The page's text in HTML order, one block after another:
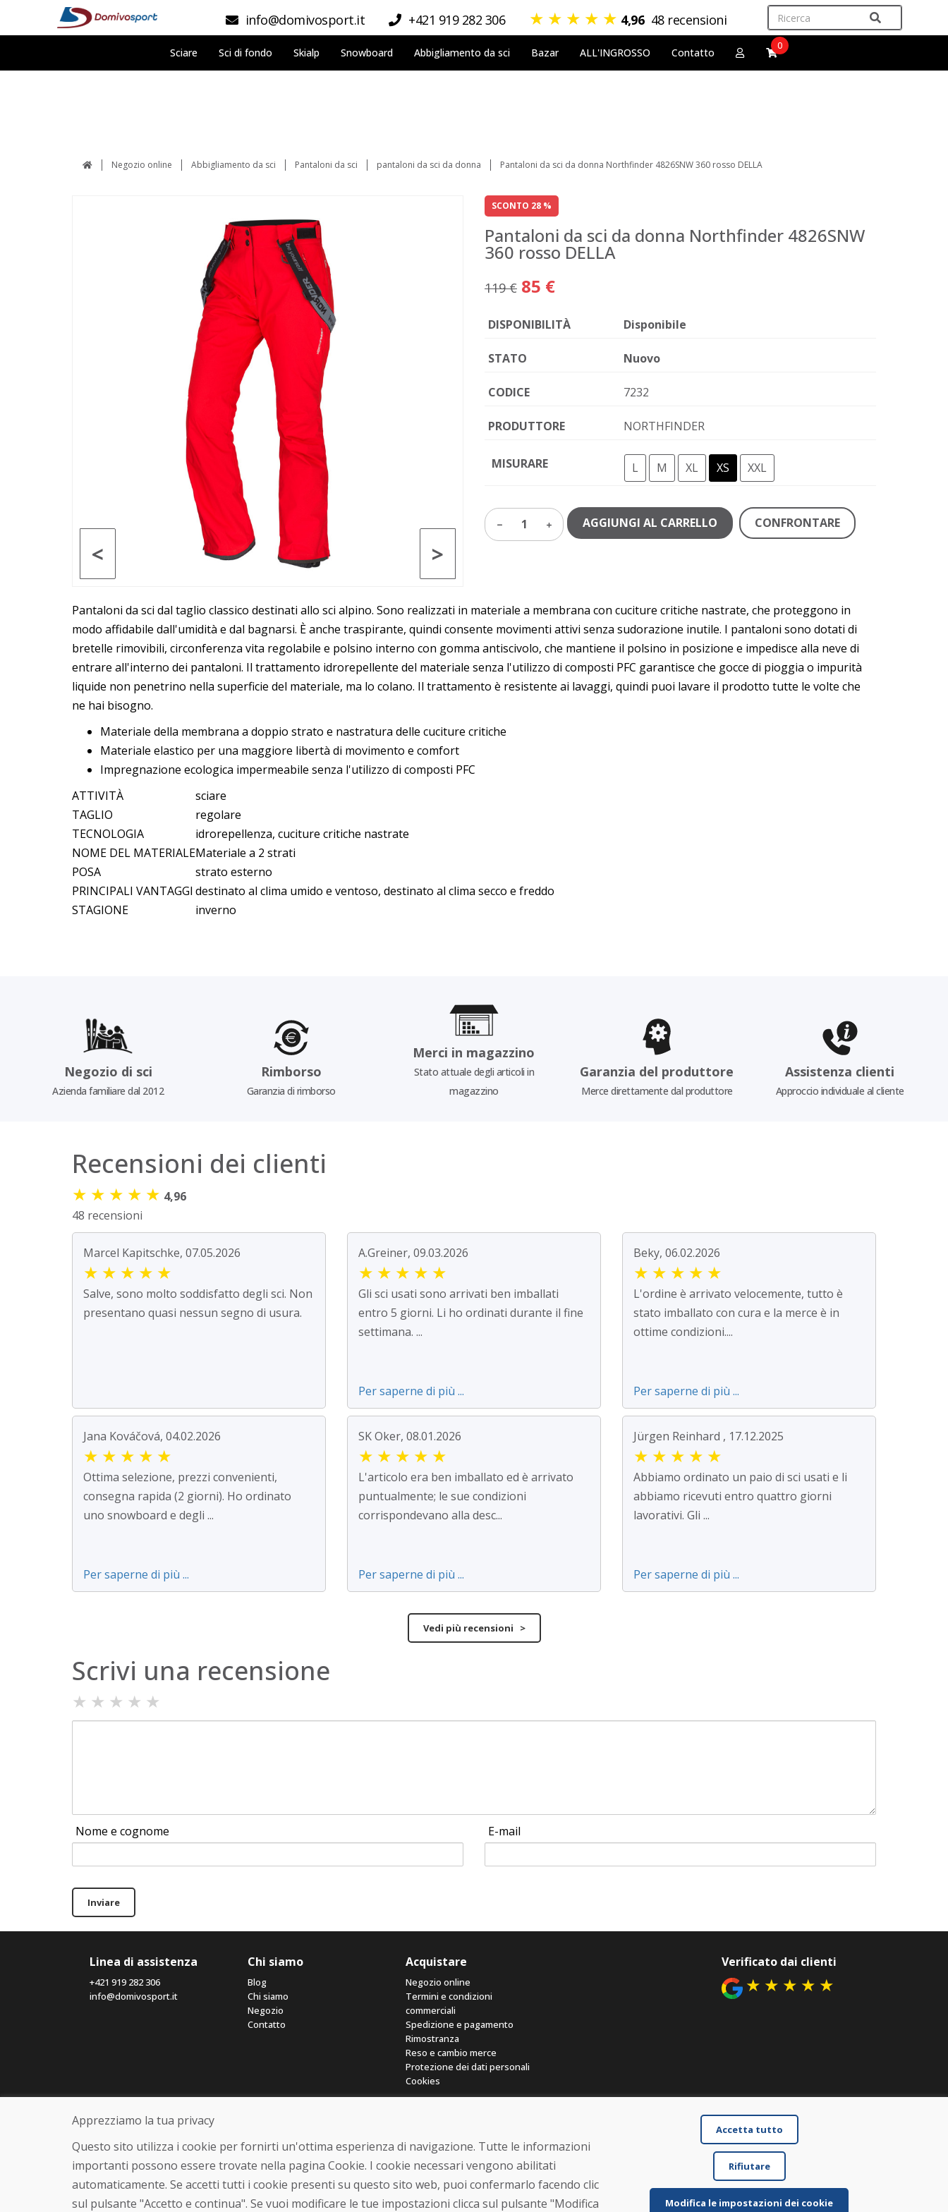
info@domivosport.it +421 919 282 306 ★ ★ ★ ★ ★ 4,96 48 recensioni
Sciare Sci di fondo Skialp Snowboard Abbigliamento da sci Bazar ALL'INGROSSO Contatto
0
Negozio online Abbigliamento da sci Pantaloni da sci pantaloni da sci da donna Pantaloni da sci da donna Northfinder 4826SNW 360 rosso DELLA
>
<
SCONTO 28 %
Pantaloni da sci da donna Northfinder 4826SNW
360 rosso DELLA
119 € 85 €
DISPONIBILITÀ Disponibile
STATO Nuovo
CODICE 7232
PRODUTTORE NORTHFINDER
MISURARE L M XL XS XXL
1 AGGIUNGI AL CARRELLO CONFRONTARE
Pantaloni da sci dal taglio classico destinati allo sci alpino. Sono realizzati in materiale a membrana con cuciture critiche nastrate, che proteggono in
modo affidabile dall'umidità e dal bagnarsi. È anche traspirante, quindi consente movimenti attivi senza sudorazione inutile. I pantaloni sono dotati di
bretelle rimovibili, circonferenza vita regolabile e polsino interno con gomma antiscivolo, che mantiene il polsino in posizione e impedisce alla neve di
entrare all'interno dei pantaloni. Il trattamento idrorepellente del materiale senza l'utilizzo di composti PFC garantisce che gocce di pioggia o impurità
liquide non penetrino nella superficie del materiale, ma lo colano. Il trattamento è resistente ai lavaggi, quindi puoi lavare il prodotto tutte le volte che
ne hai bisogno.
Materiale della membrana a doppio strato e nastratura delle cuciture critiche
Materiale elastico per una maggiore libertà di movimento e comfort
Impregnazione ecologica impermeabile senza l'utilizzo di composti PFC
ATTIVITÀ
sciare
TAGLIO
regolare
TECNOLOGIA
idrorepellenza, cuciture critiche nastrate
NOME DEL MATERIALEMateriale a 2 strati
POSA
strato esterno
PRINCIPALI VANTAGGI destinato al clima umido e ventoso, destinato al clima secco e freddo
STAGIONE
inverno
Negozio di sci
Azienda familiare dal 2012
Rimborso
Garanzia di rimborso
Merci in magazzino
Stato attuale degli articoli in
magazzino
Garanzia del produttore
Merce direttamente dal produttore
Assistenza clienti
Approccio individuale al cliente
Recensioni dei clienti
★ ★ ★ ★ ★ 4,96
48 recensioni
Marcel Kapitschke, 07.05.2026
★ ★ ★ ★ ★
Salve, sono molto soddisfatto degli sci. Non
presentano quasi nessun segno di usura.
A.Greiner, 09.03.2026
★ ★ ★ ★ ★
Gli sci usati sono arrivati ben imballati
entro 5 giorni. Li ho ordinati durante il fine
settimana. ...
Per saperne di più ...
Beky, 06.02.2026
★ ★ ★ ★ ★
L'ordine è arrivato velocemente, tutto è
stato imballato con cura e la merce è in
ottime condizioni....
Per saperne di più ...
Jana Kováčová, 04.02.2026
★ ★ ★ ★ ★
Ottima selezione, prezzi convenienti,
consegna rapida (2 giorni). Ho ordinato
uno snowboard e degli ...
Per saperne di più ...
SK Oker, 08.01.2026
★ ★ ★ ★ ★
L'articolo era ben imballato ed è arrivato
puntualmente; le sue condizioni
corrispondevano alla desc...
Per saperne di più ...
Jürgen Reinhard , 17.12.2025
★ ★ ★ ★ ★
Abbiamo ordinato un paio di sci usati e li
abbiamo ricevuti entro quattro giorni
lavorativi. Gli ...
Per saperne di più ...
Vedi più recensioni >
Scrivi una recensione
★ ★ ★ ★ ★
Nome e cognome E-mail
Inviare
Linea di assistenza
+421 919 282 306
info@domivosport.it
Chi siamo
Blog
Chi siamo
Negozio
Contatto
Acquistare
Negozio online
Termini e condizioni
commerciali
Spedizione e pagamento
Rimostranza
Reso e cambio merce
Protezione dei dati personali
Cookies
Verificato dai clienti
★ ★ ★ ★ ★
© DOMIVOSPORT 2026, tutti i diritti riservati
Apprezziamo la tua privacy
Questo sito utilizza i cookie per fornirti un'ottima esperienza di navigazione. Tutte le informazioni
importanti possono essere trovate nella pagina Cookie. I cookie necessari vengono abilitati
automaticamente. Se accetti tutti i cookie presenti su questo sito web, puoi confermarlo facendo clic
sul pulsante "Accetto e continua". Se vuoi modificare le tue impostazioni clicca sul pulsante "Modifica
Accetta tutto
Rifiutare
Modifica le impostazioni dei cookie